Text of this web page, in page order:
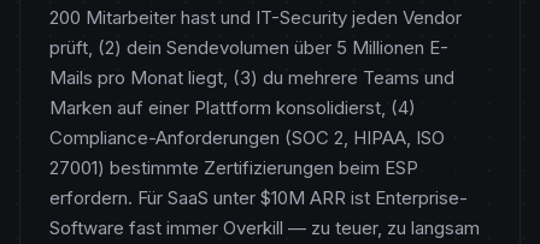
200 Mitarbeiter hast und IT-Security jeden Vendor
prüft, (2) dein Sendevolumen über 5 Millionen E-
Mails pro Monat liegt, (3) du mehrere Teams und
Marken auf einer Plattform konsolidierst, (4)
Compliance-Anforderungen (SOC 2, HIPAA, ISO
27001) bestimmte Zertifizierungen beim ESP
erfordern. Für SaaS unter $10M ARR ist Enterprise-
Software fast immer Overkill — zu teuer, zu langsam